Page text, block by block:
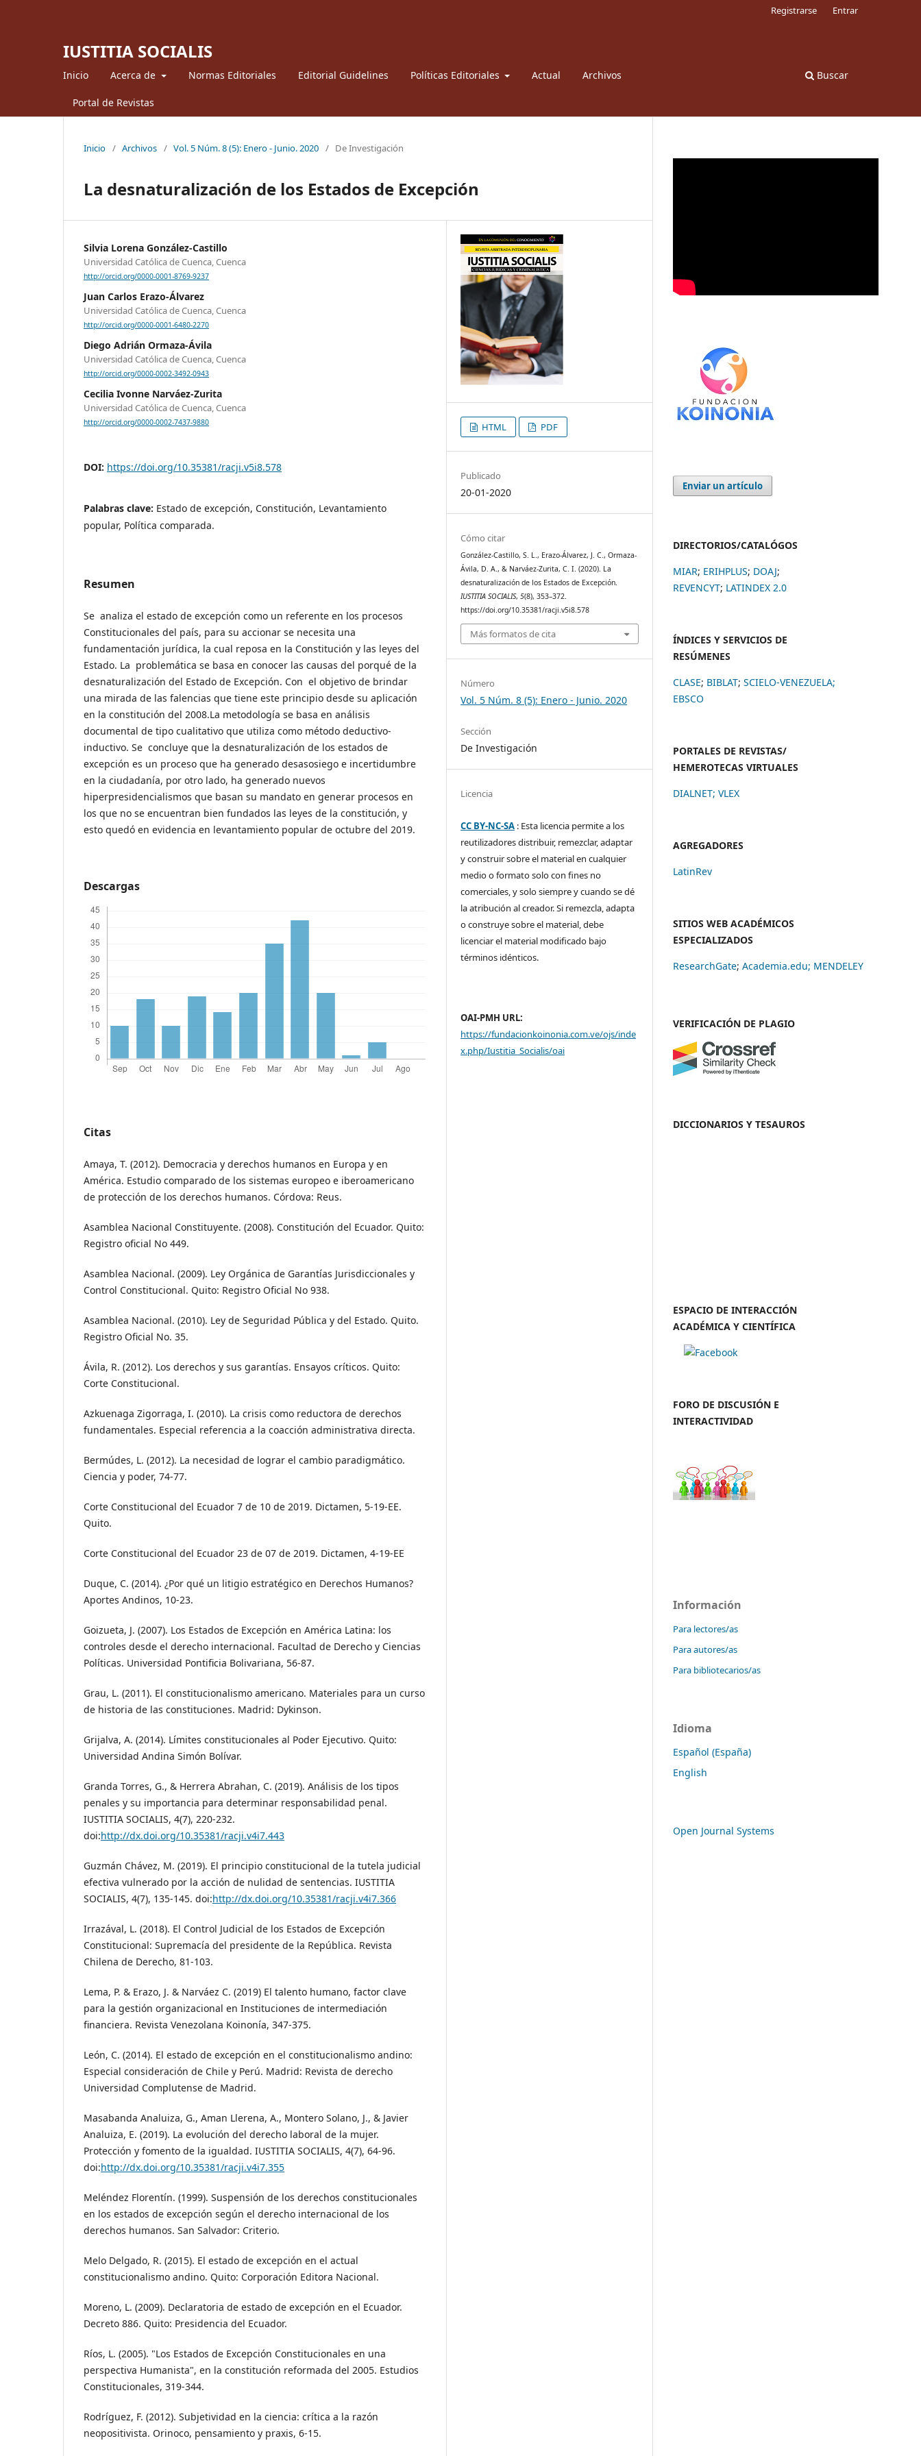
IUSTITIA SOCIALIS
Inicio Acerca de Normas Editoriales Editorial Guidelines Políticas Editoriales Actual Archivos
Portal de Revistas
Buscar
Registrarse Entrar
Inicio / Archivos / Vol. 5 Núm. 8 (5): Enero - Junio. 2020 / De Investigación
La desnaturalización de los Estados de Excepción
Silvia Lorena González-Castillo
Universidad Católica de Cuenca, Cuenca
http://orcid.org/0000-0001-8769-9237
Juan Carlos Erazo-Álvarez
Universidad Católica de Cuenca, Cuenca
http://orcid.org/0000-0001-6480-2270
Diego Adrián Ormaza-Ávila
Universidad Católica de Cuenca, Cuenca
http://orcid.org/0000-0002-3492-0943
Cecilia Ivonne Narváez-Zurita
Universidad Católica de Cuenca, Cuenca
http://orcid.org/0000-0002-7437-9880
DOI: https://doi.org/10.35381/racji.v5i8.578
Palabras clave: Estado de excepción, Constitución, Levantamiento
popular, Política comparada.
Resumen
Se analiza el estado de excepción como un referente en los procesos
Constitucionales del país, para su accionar se necesita una
fundamentación jurídica, la cual reposa en la Constitución y las leyes del
Estado. La problemática se basa en conocer las causas del porqué de la
desnaturalización del Estado de Excepción. Con el objetivo de brindar
una mirada de las falencias que tiene este principio desde su aplicación
en la constitución del 2008.La metodología se basa en análisis
documental de tipo cualitativo que utiliza como método deductivo-
inductivo. Se concluye que la desnaturalización de los estados de
excepción es un proceso que ha generado desasosiego e incertidumbre
en la ciudadanía, por otro lado, ha generado nuevos
hiperpresidencialismos que basan su mandato en generar procesos en
los que no se encuentran bien fundados las leyes de la constitución, y
esto quedó en evidencia en levantamiento popular de octubre del 2019.
Descargas
Citas
Amaya, T. (2012). Democracia y derechos humanos en Europa y en
América. Estudio comparado de los sistemas europeo e iberoamericano
de protección de los derechos humanos. Córdova: Reus.
Asamblea Nacional Constituyente. (2008). Constitución del Ecuador. Quito:
Registro oficial No 449.
Asamblea Nacional. (2009). Ley Orgánica de Garantías Jurisdiccionales y
Control Constitucional. Quito: Registro Oficial No 938.
Asamblea Nacional. (2010). Ley de Seguridad Pública y del Estado. Quito.
Registro Oficial No. 35.
Ávila, R. (2012). Los derechos y sus garantías. Ensayos críticos. Quito:
Corte Constitucional.
Azkuenaga Zigorraga, I. (2010). La crisis como reductora de derechos
fundamentales. Especial referencia a la coacción administrativa directa.
Bermúdes, L. (2012). La necesidad de lograr el cambio paradigmático.
Ciencia y poder, 74-77.
Corte Constitucional del Ecuador 7 de 10 de 2019. Dictamen, 5-19-EE.
Quito.
Corte Constitucional del Ecuador 23 de 07 de 2019. Dictamen, 4-19-EE
Duque, C. (2014). ¿Por qué un litigio estratégico en Derechos Humanos?
Aportes Andinos, 10-23.
Goizueta, J. (2007). Los Estados de Excepción en América Latina: los
controles desde el derecho internacional. Facultad de Derecho y Ciencias
Políticas. Universidad Pontificia Bolivariana, 56-87.
Grau, L. (2011). El constitucionalismo americano. Materiales para un curso
de historia de las constituciones. Madrid: Dykinson.
Grijalva, A. (2014). Límites constitucionales al Poder Ejecutivo. Quito:
Universidad Andina Simón Bolívar.
Granda Torres, G., & Herrera Abrahan, C. (2019). Análisis de los tipos
penales y su importancia para determinar responsabilidad penal.
IUSTITIA SOCIALIS, 4(7), 220-232.
doi:http://dx.doi.org/10.35381/racji.v4i7.443
Guzmán Chávez, M. (2019). El principio constitucional de la tutela judicial
efectiva vulnerado por la acción de nulidad de sentencias. IUSTITIA
SOCIALIS, 4(7), 135-145. doi:http://dx.doi.org/10.35381/racji.v4i7.366
Irrazával, L. (2018). El Control Judicial de los Estados de Excepción
Constitucional: Supremacía del presidente de la República. Revista
Chilena de Derecho, 81-103.
Lema, P. & Erazo, J. & Narváez C. (2019) El talento humano, factor clave
para la gestión organizacional en Instituciones de intermediación
financiera. Revista Venezolana Koinonía, 347-375.
León, C. (2014). El estado de excepción en el constitucionalismo andino:
Especial consideración de Chile y Perú. Madrid: Revista de derecho
Universidad Complutense de Madrid.
Masabanda Analuiza, G., Aman Llerena, A., Montero Solano, J., & Javier
Analuiza, E. (2019). La evolución del derecho laboral de la mujer.
Protección y fomento de la igualdad. IUSTITIA SOCIALIS, 4(7), 64-96.
doi:http://dx.doi.org/10.35381/racji.v4i7.355
Meléndez Florentín. (1999). Suspensión de los derechos constitucionales
en los estados de excepción según el derecho internacional de los
derechos humanos. San Salvador: Criterio.
Melo Delgado, R. (2015). El estado de excepción en el actual
constitucionalismo andino. Quito: Corporación Editora Nacional.
Moreno, L. (2009). Declaratoria de estado de excepción en el Ecuador.
Decreto 886. Quito: Presidencia del Ecuador.
Ríos, L. (2005). "Los Estados de Excepción Constitucionales en una
perspectiva Humanista", en la constitución reformada del 2005. Estudios
Constitucionales, 319-344.
Rodríguez, F. (2012). Subjetividad en la ciencia: crítica a la razón
neopositivista. Orinoco, pensamiento y praxis, 6-15.
HTML PDF
Publicado
20-01-2020
Cómo citar
González-Castillo, S. L., Erazo-Álvarez, J. C., Ormaza-
Ávila, D. A., & Narváez-Zurita, C. I. (2020). La
desnaturalización de los Estados de Excepción.
IUSTITIA SOCIALIS,5(8), 353–372.
https://doi.org/10.35381/racji.v5i8.578
Más formatos de cita
Número
Vol. 5 Núm. 8 (5): Enero - Junio. 2020
Sección
De Investigación
Licencia
CC BY-NC-SA : Esta licencia permite a los
reutilizadores distribuir, remezclar, adaptar
y construir sobre el material en cualquier
medio o formato solo con fines no
comerciales, y solo siempre y cuando se dé
la atribución al creador. Si remezcla, adapta
o construye sobre el material, debe
licenciar el material modificado bajo
términos idénticos.
OAI-PMH URL:
https://fundacionkoinonia.com.ve/ojs/inde
x.php/Iustitia_Socialis/oai
Enviar un artículo
DIRECTORIOS/CATALÓGOS
MIAR; ERIHPLUS; DOAJ;
REVENCYT; LATINDEX 2.0
ÍNDICES Y SERVICIOS DE
RESÚMENES
CLASE; BIBLAT; SCIELO-VENEZUELA;
EBSCO
PORTALES DE REVISTAS/
HEMEROTECAS VIRTUALES
DIALNET; VLEX
AGREGADORES
LatinRev
SITIOS WEB ACADÉMICOS
ESPECIALIZADOS
ResearchGate; Academia.edu; MENDELEY
VERIFICACIÓN DE PLAGIO
DICCIONARIOS Y TESAUROS
ESPACIO DE INTERACCIÓN
ACADÉMICA Y CIENTÍFICA
FORO DE DISCUSIÓN E
INTERACTIVIDAD
Información
Para lectores/as
Para autores/as
Para bibliotecarios/as
Idioma
Español (España)
English
Open Journal Systems